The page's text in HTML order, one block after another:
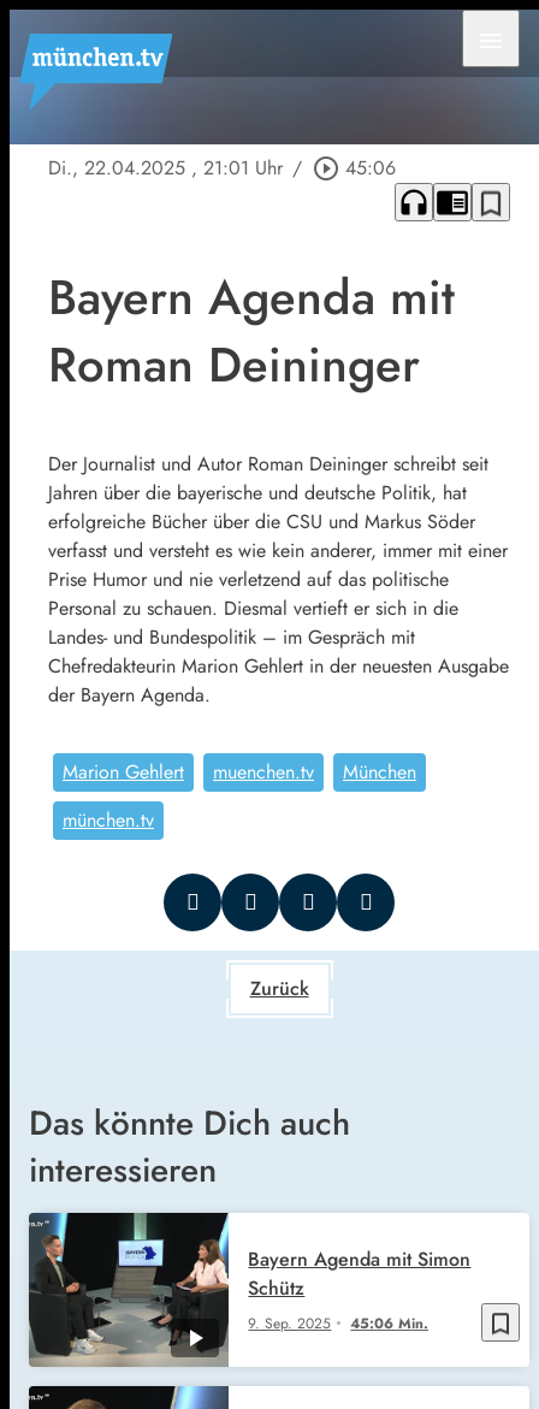
Di., 22.04.2025 , 21:01 Uhr / play_circle_outline 45:06
headphones chrome_reader_mode bookmark_border
Bayern Agenda mit
Roman Deininger
Der Journalist und Autor Roman Deininger schreibt seit
Jahren über die bayerische und deutsche Politik, hat
erfolgreiche Bücher über die CSU und Markus Söder
verfasst und versteht es wie kein anderer, immer mit einer
Prise Humor und nie verletzend auf das politische
Personal zu schauen. Diesmal vertieft er sich in die
Landes- und Bundespolitik – im Gespräch mit
Chefredakteurin Marion Gehlert in der neuesten Ausgabe
der Bayern Agenda.
Marion Gehlert muenchen.tv
München
münchen.tv
Zurück
Das könnte Dich auch
interessieren
bookmark_border
9. Sep. 2025 45:06 Min.
Bayern Agenda mit Simon
Schütz